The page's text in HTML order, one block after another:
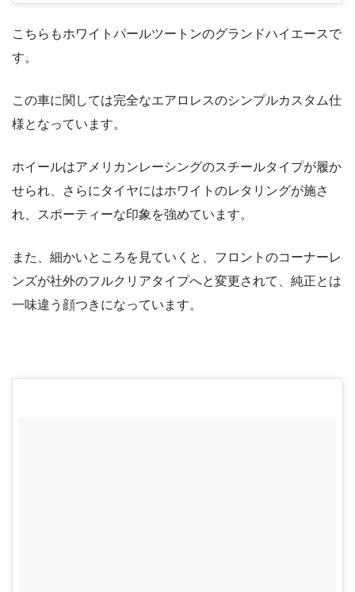
こちらもホワイトパールツートンのグランドハイエースで
す。
この車に関しては完全なエアロレスのシンプルカスタム仕
様となっています。
ホイールはアメリカンレーシングのスチールタイプが履か
せられ、さらにタイヤにはホワイトのレタリングが施さ
れ、スポーティーな印象を強めています。
また、細かいところを見ていくと、フロントのコーナーレ
ンズが社外のフルクリアタイプへと変更されて、純正とは
一味違う顔つきになっています。